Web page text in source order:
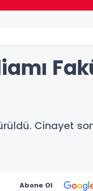
Cinayet
Abone Ol